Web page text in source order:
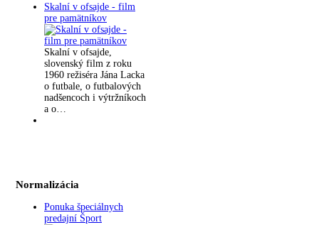
Skalní v ofsajde - film
pre pamätníkov
Skalní v ofsajde,
slovenský film z roku
1960 režiséra Jána Lacka
o futbale, o futbalových
nadšencoch i výtržníkoch
a o…
Normalizácia
Ponuka špeciálnych
predajní Šport